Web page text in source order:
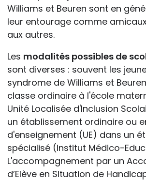
Williams et Beuren sont en
leur entourage comme
aux autres.
Les modalités possibles de
sont diverses : souvent les
syndrome de Williams et
classe ordinaire à l'école
Unité Localisée d'Inclusion
un établissement ordinaire ou
d'enseignement (UE) dans un
spécialisé (Institut Médico-
L'accompagnement par un
d’Elève en Situation de